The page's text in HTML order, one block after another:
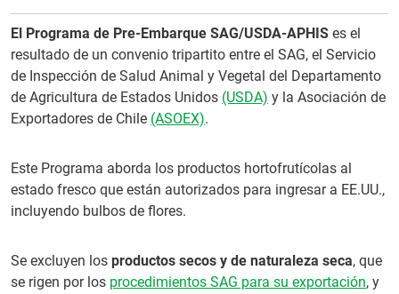
El Programa de Pre-Embarque SAG/USDA-APHIS es el
resultado de un convenio tripartito entre el SAG, el Servicio
de Inspección de Salud Animal y Vegetal del Departamento
de Agricultura de Estados Unidos (USDA) y la Asociación de
Exportadores de Chile (ASOEX).
Este Programa aborda los productos hortofrutícolas al
estado fresco que están autorizados para ingresar a EE.UU.,
incluyendo bulbos de flores.
Se excluyen los productos secos y de naturaleza seca, que
se rigen por los procedimientos SAG para su exportación, y